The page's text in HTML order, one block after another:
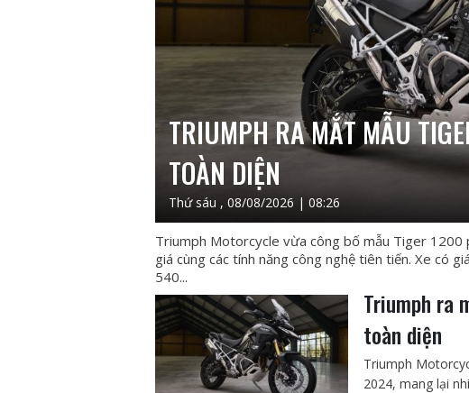
TRIUMPH RA MẮT MẪU
TOÀN DIỆN
Thứ sáu , 08/08/2026 | 08:26
Triumph Motorcycle vừa công bố mẫu Tiger 1200
giá cùng các tính năng công nghệ tiên tiến. Xe có
540...
Triumph ra
toàn diện
Triumph
2024, mang lại